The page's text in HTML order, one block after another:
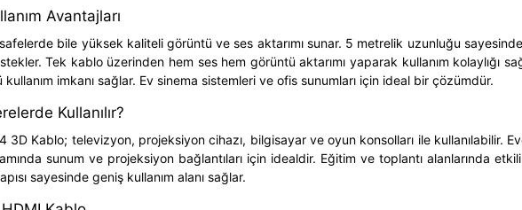
Avantajları
bile yüksek kaliteli görüntü ve ses aktarımı sunar. 5 metrelik uzunluğu
Tek kablo üzerinden hem ses hem görüntü aktarımı yaparak kullanım kolaylığı
imkanı sağlar. Ev sinema sistemleri ve ofis sunumları için ideal bir çözümdür.
Kullanılır?
3D Kablo; televizyon, projeksiyon cihazı, bilgisayar ve oyun konsolları ile kullanılabilir.
sunum ve projeksiyon bağlantıları için idealdir. Eğitim ve toplantı alanlarında
sayesinde geniş kullanım alanı sağlar.